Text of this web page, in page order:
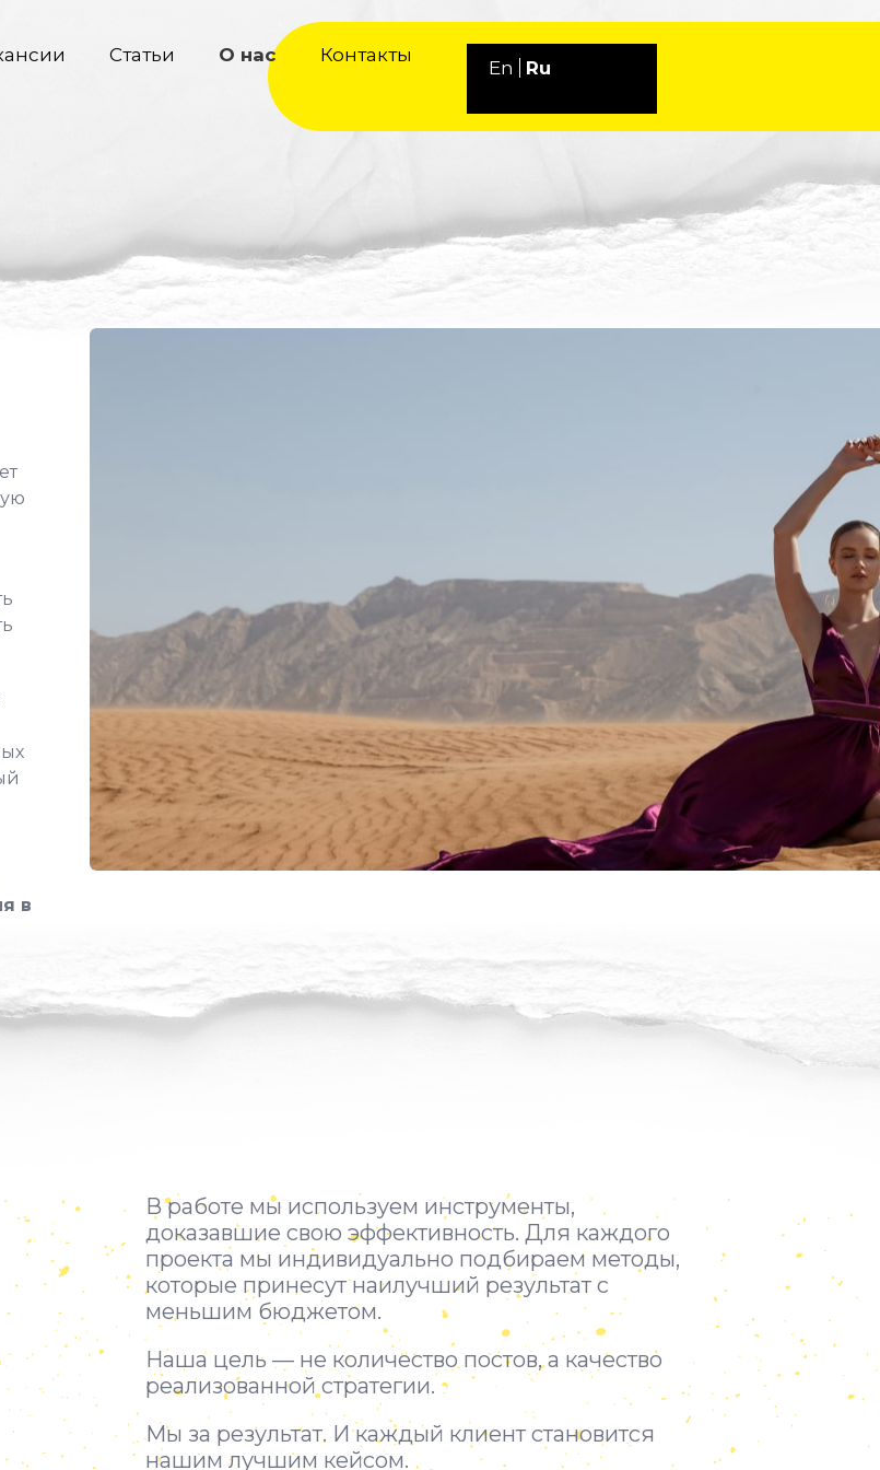
Статьи О нас Контакты
En Ru
в
В работе мы используем инструменты,
доказавшие свою эффективность. Для каждого
проекта мы индивидуально подбираем методы,
которые принесут наилучший результат с
меньшим бюджетом.
Наша цель — не количество постов, а качество
реализованной стратегии.
Мы за результат. И каждый клиент становится
нашим лучшим кейсом.